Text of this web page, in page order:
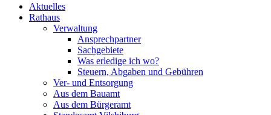
Aktuelles
Rathaus
Verwaltung
Ansprechpartner
Sachgebiete
Was erledige ich wo?
Steuern, Abgaben und Gebühren
Ver- und Entsorgung
Aus dem Bauamt
Aus dem Bürgeramt